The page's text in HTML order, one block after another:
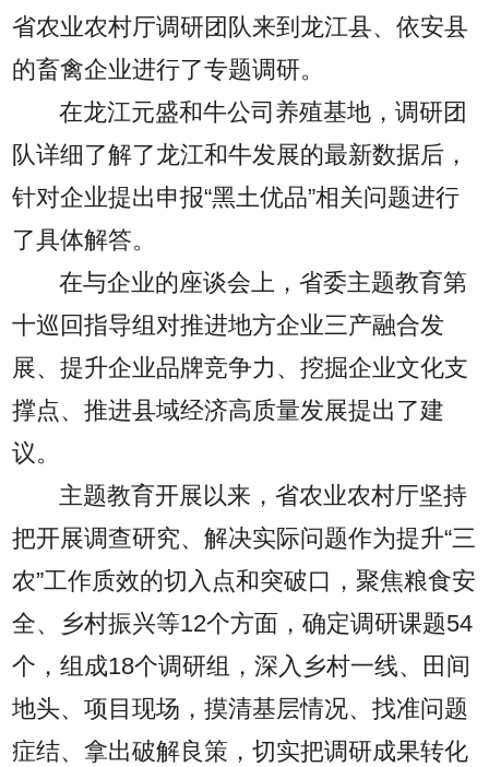
省农业农村厅调研团队来到龙江县、依安县
的畜禽企业进行了专题调研。
在龙江元盛和牛公司养殖基地，调研团
队详细了解了龙江和牛发展的最新数据后，
针对企业提出申报“黑土优品”相关问题进行
了具体解答。
在与企业的座谈会上，省委主题教育第
十巡回指导组对推进地方企业三产融合发
展、提升企业品牌竞争力、挖掘企业文化支
撑点、推进县域经济高质量发展提出了建
议。
主题教育开展以来，省农业农村厅坚持
把开展调查研究、解决实际问题作为提升“三
农”工作质效的切入点和突破口，聚焦粮食安
全、乡村振兴等12个方面，确定调研课题54
个，组成18个调研组，深入乡村一线、田间
地头、项目现场，摸清基层情况、找准问题
症结、拿出破解良策，切实把调研成果转化